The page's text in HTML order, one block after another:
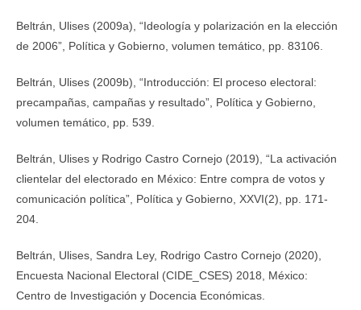
Beltrán, Ulises (2009a), “Ideología y polarización en la elección
de 2006”, Política y Gobierno, volumen temático, pp. 83­106.
Beltrán, Ulises (2009b), “Introducción: El proceso electoral:
precampañas, campañas y resultado”, Política y Gobierno,
volumen temático, pp. 5­39.
Beltrán, Ulises y Rodrigo Castro Cornejo (2019), “La activación
clientelar del electorado en México: Entre compra de votos y
comunicación política”, Política y Gobierno, XXVI(2), pp. 171­
204.
Beltrán, Ulises, Sandra Ley, Rodrigo Castro Cornejo (2020),
Encuesta Nacional Electoral (CIDE_CSES) 2018, México:
Centro de Investigación y Docencia Económicas.